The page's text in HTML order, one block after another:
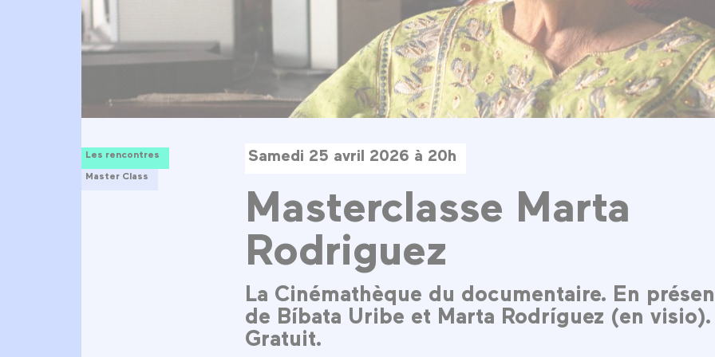
Les rencontres
Master Class
Samedi 25 avril 2026 à 20h
Masterclasse Marta
Rodriguez
La Cinémathèque du documentaire. En
de Bíbata Uribe et Marta Rodríguez (en visio).
Gratuit.